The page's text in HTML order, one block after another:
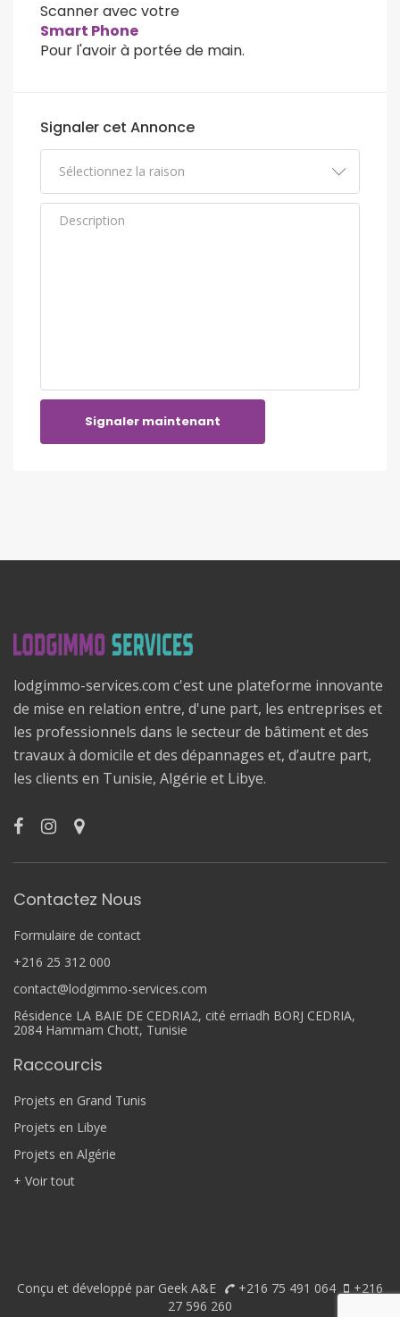
Scanner avec votre
Smart Phone
Pour l'avoir à portée de main.
Signaler cet Annonce
Signaler maintenant
lodgimmo-services.com c'est une plateforme innovante
de mise en relation entre, d'une part, les entreprises et
les professionnels dans le secteur de bâtiment et des
travaux à domicile et des dépannages et, d’autre part,
les clients en Tunisie, Algérie et Libye.
Contactez Nous
Formulaire de contact
+216 25 312 000
contact@lodgimmo-services.com
Résidence LA BAIE DE CEDRIA2, cité erriadh BORJ CEDRIA,
2084 Hammam Chott, Tunisie
Raccourcis
Projets en Grand Tunis
Projets en Libye
Projets en Algérie
+ Voir tout
Conçu et développé par Geek A&E +216 75 491 064
+216
27 596 260